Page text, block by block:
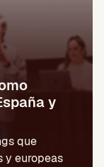
y
que
y europeas